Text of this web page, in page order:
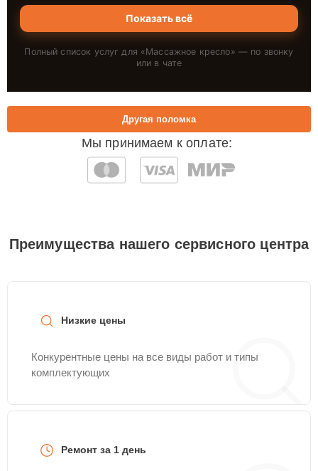
Показать всё
Полный список услуг для «Массажное кресло» — по звонку
или в чате
Мы принимаем к оплате:
Другая поломка
Преимущества нашего сервисного центра
Низкие цены
Конкурентные цены на все виды работ и типы
комплектующих
Ремонт за 1 день